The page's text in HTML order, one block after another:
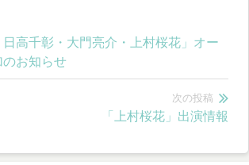
日高千彰・大門亮介・上村桜花」オー
お知らせ
次の投稿
投
「上村桜花」出演情報